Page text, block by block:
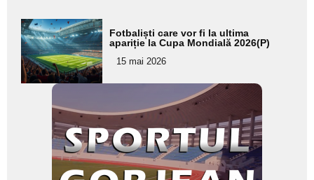
Adaugă
aici textul
pentru
subtitlu
Fotbaliști care vor fi la ultima
apariție la Cupa Mondială 2026(P)
15 mai 2026